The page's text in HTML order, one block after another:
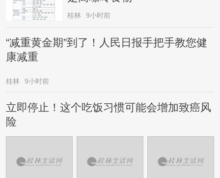
桂林 9小时前
“减重黄金期”到了！人民日报手把手教您健
康减重
桂林 9小时前
立即停止！这个吃饭习惯可能会增加致癌风
险